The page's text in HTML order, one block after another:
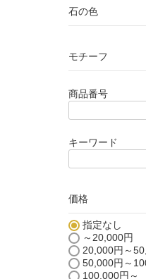
石の色
モチーフ
商品番号
キーワード
価格
指定なし
～20,000円
20,000円～
50,000円～
100,000円～